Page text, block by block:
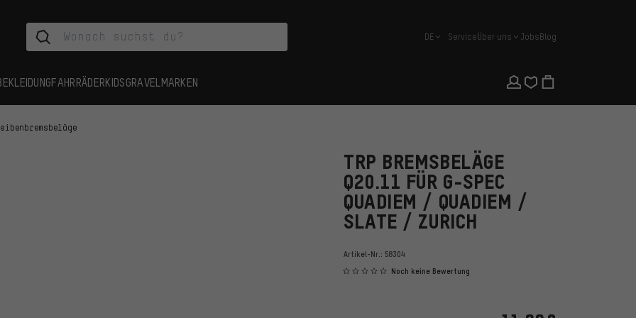
Deutsch
DE ServiceÜber uns JobsBlog
FAHRRÄDERKIDSGRAVEL MARKEN
TRP BREMSBELÄGE
Q20.11 FÜR G-SPEC
QUADIEM / QUADIEM /
SLATE / ZURICH
Artikel-Nr.: 58304
Noch keine Bewertung